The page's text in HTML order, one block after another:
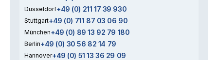
Düsseldorf+49 (0) 211 17 39 930
Stuttgart+49 (0) 711 87 03 06 90
München+49 (0) 89 13 92 79 180
Berlin+49 (0) 30 56 82 14 79
Hannover+49 (0) 51 13 36 29 09